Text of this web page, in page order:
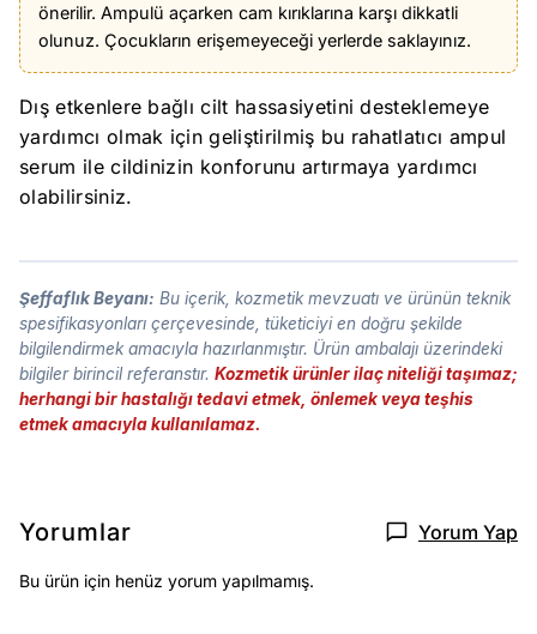
önerilir. Ampulü açarken cam kırıklarına karşı dikkatli
olunuz. Çocukların erişemeyeceği yerlerde saklayınız.
Dış etkenlere bağlı cilt hassasiyetini desteklemeye
yardımcı olmak için geliştirilmiş bu rahatlatıcı ampul
serum ile cildinizin konforunu artırmaya yardımcı
olabilirsiniz.
Şeffaflık Beyanı: Bu içerik, kozmetik mevzuatı ve ürünün teknik
spesifikasyonları çerçevesinde, tüketiciyi en doğru şekilde
bilgilendirmek amacıyla hazırlanmıştır. Ürün ambalajı üzerindeki
bilgiler birincil referanstır. Kozmetik ürünler ilaç niteliği taşımaz;
herhangi bir hastalığı tedavi etmek, önlemek veya teşhis
etmek amacıyla kullanılamaz.
Yorumlar Yorum Yap
Bu ürün için henüz yorum yapılmamış.